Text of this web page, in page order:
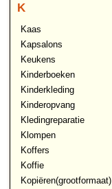
K
Kaas
Kapsalons
Keukens
Kinderboeken
Kinderkleding
Kinderopvang
Kledingreparatie
Klompen
Koffers
Koffie
Kopiëren(grootformaat)